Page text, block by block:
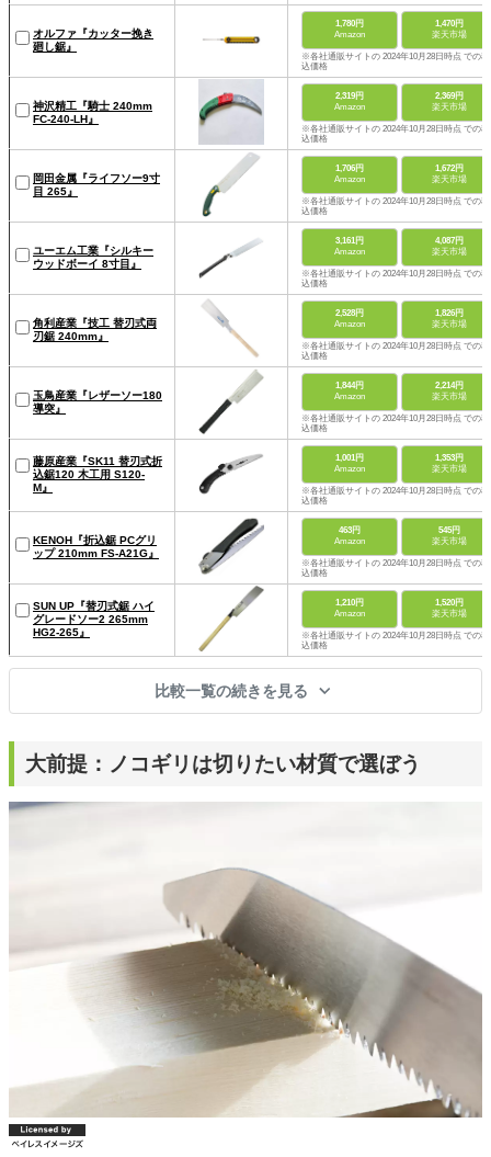
オルファ『カッター挽き
廻し鋸』
1,780円
Amazon
1,470円
楽天市場
※各社通販サイトの 2024年10月28日時点 での税
込価格
神沢精工『騎士 240mm
FC-240-LH』
2,319円
Amazon
2,369円
楽天市場
※各社通販サイトの 2024年10月28日時点 での税
込価格
岡田金属『ライフソー9寸
目 265』
1,706円
Amazon
1,672円
楽天市場
※各社通販サイトの 2024年10月28日時点 での税
込価格
ユーエム工業『シルキー
ウッドボーイ 8寸目』
3,161円
Amazon
4,087円
楽天市場
※各社通販サイトの 2024年10月28日時点 での税
込価格
角利産業『技工 替刃式両
刃鋸 240mm』
2,528円
Amazon
1,826円
楽天市場
※各社通販サイトの 2024年10月28日時点 での税
込価格
玉鳥産業『レザーソー180
導突』
1,844円
Amazon
2,214円
楽天市場
※各社通販サイトの 2024年10月28日時点 での税
込価格
藤原産業『SK11 替刃式折
込鋸120 木工用 S120-
M』
1,001円
Amazon
1,353円
楽天市場
※各社通販サイトの 2024年10月28日時点 での税
込価格
KENOH『折込鋸 PCグリ
ップ 210mm FS-A21G』
463円
Amazon
545円
楽天市場
※各社通販サイトの 2024年10月28日時点 での税
込価格
SUN UP『替刃式鋸 ハイ
グレードソー2 265mm
HG2-265』
1,210円
Amazon
1,520円
楽天市場
※各社通販サイトの 2024年10月28日時点 での税
込価格
比較一覧の続きを見る
大前提：ノコギリは切りたい材質で選ぼう